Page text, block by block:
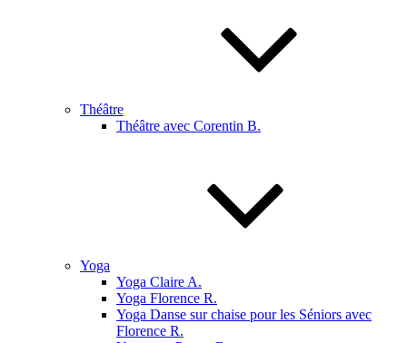
Théâtre
Théâtre avec Corentin B.
Yoga
Yoga Claire A.
Yoga Florence R.
Yoga Danse sur chaise pour les Séniors avec
Florence R.